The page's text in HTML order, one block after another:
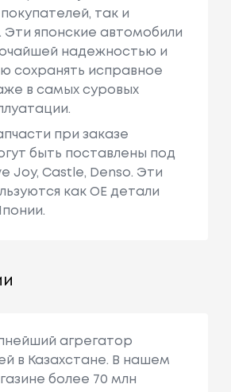
так и
Эти японские автомобили
надежностью и
сохранять исправное
в самых суровых
при заказе
быть поставлены под
Joy, Castle, Denso. Эти
как ОЕ детали
агрегатор
в Казахстане. В нашем
более 70 млн